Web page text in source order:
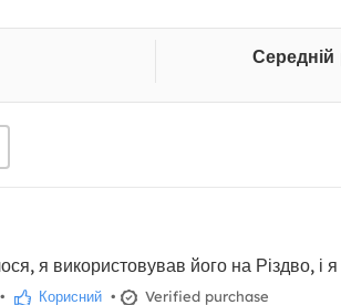
Середній
я використовував його на Різдво, і
• Корисний • Verified purchase